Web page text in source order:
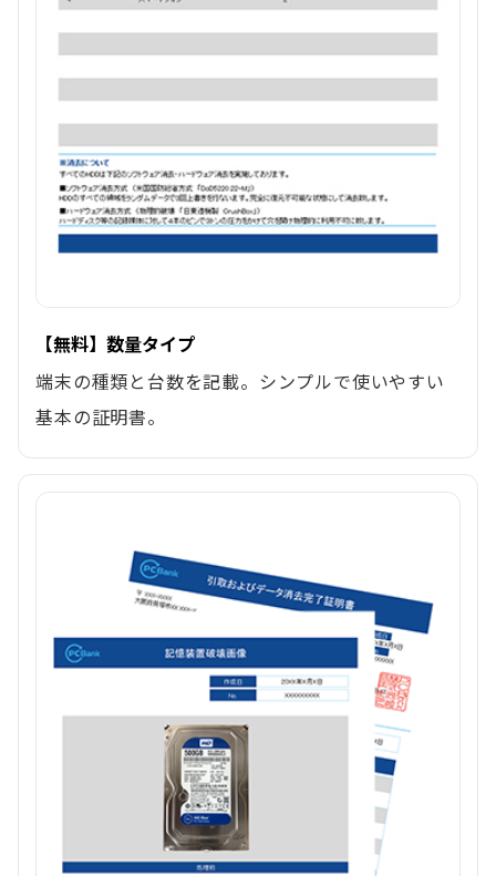
【無料】数量タイプ
端末の種類と台数を記載。シンプルで使いやすい
基本の証明書。